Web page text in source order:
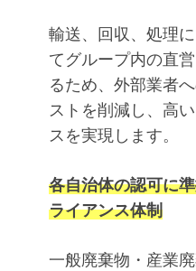
輸送、回収、処理
てグループ内の直
るため、外部業者
ストを削減し、高
スを実現します。
各自治体の認可に
ライアンス体制
一般廃棄物・産業